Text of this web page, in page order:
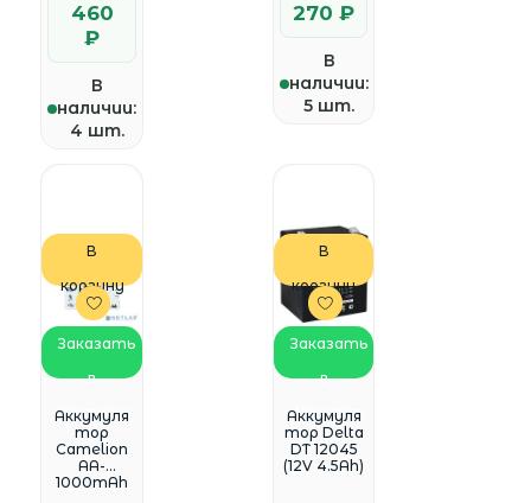
460
₽
В
наличии:
4 шт.
270 ₽
В
наличии:
5 шт.
В
корзину
Заказать
в
WhatsApp
Аккумуля
тор
Camelion
AA-
1000mAh
В
корзину
Заказать
в
WhatsApp
Аккумуля
тор Delta
DT 12045
(12V 4.5Ah)